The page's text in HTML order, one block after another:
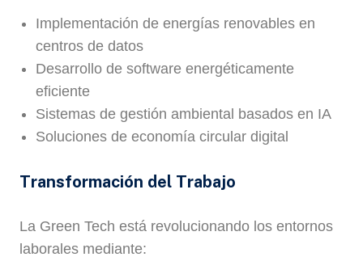
Implementación de energías renovables en
centros de datos
Desarrollo de software energéticamente
eficiente
Sistemas de gestión ambiental basados en IA
Soluciones de economía circular digital
Transformación del Trabajo
La Green Tech está revolucionando los entornos
laborales mediante: